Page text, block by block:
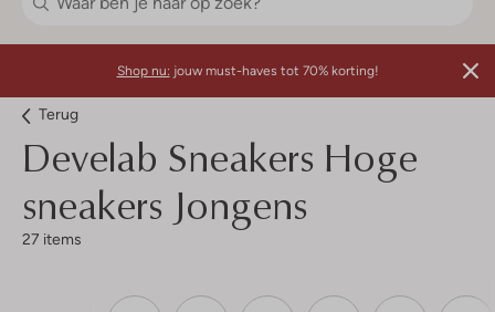
Shop nu: jouw must-haves tot 70% korting!
Terug
Develab Sneakers Hoge
sneakers Jongens
27 items